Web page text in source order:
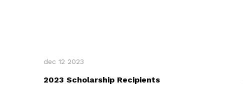
dec 12 2023
2023 Scholarship Recipients